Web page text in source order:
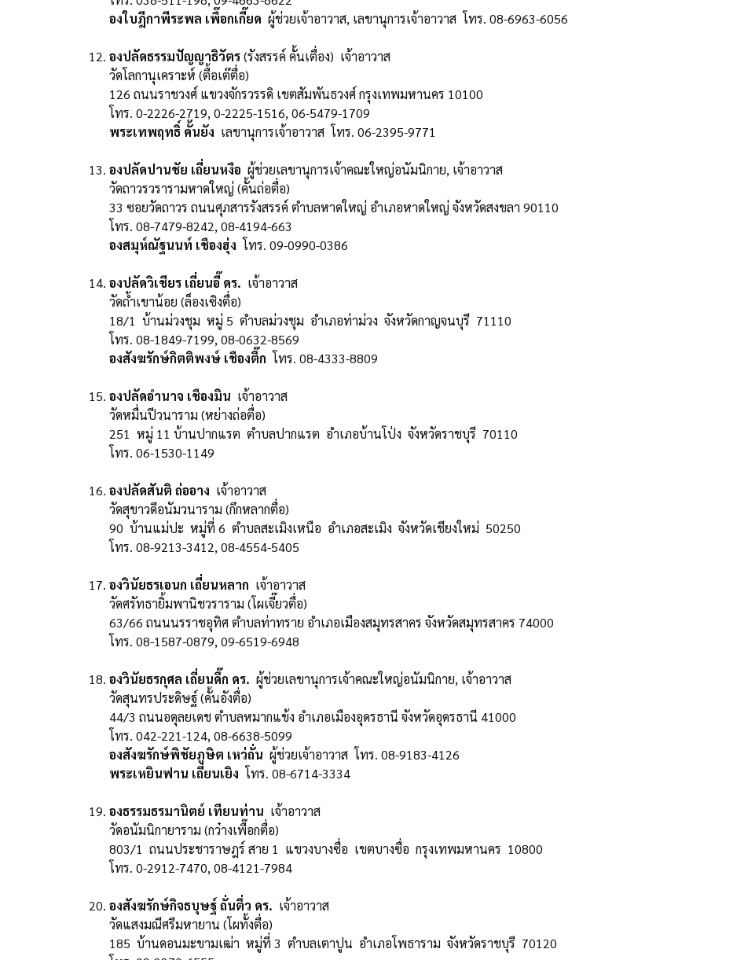
องใบฎีกาพีระพล เพื๊อกเกี๊ยด ผู้ช่วยเจ้าอาวาส, เลขานุการเจ้าอาวาส โทร. 08-6963-6056
องปลัดธรรมปัญญาธิวัตร(รังสรรค์ คั้นเตื่อง) เจ้าอาวาส
วัดโลกานุเคราะห์ (ตื้อเต๊ตื่อ)
126 ถนนราชวงศ์ แขวงจักรวรรดิ เขตสัมพันธวงศ์ กรุงเทพมหานคร 10100
โทร. 0-2226-2719, 0-2225-1516, 06-5479-1709
พระเทพฤทธิ์ คั้นยัง เลขานุการเจ้าอาวาส โทร. 06-2395-9771
องปลัดปานชัย เถี่ยนหงือ ผู้ช่วยเลขานุการเจ้าคณะใหญ่อนัมนิกาย, เจ้าอาวาส
วัดถาวรวรารามหาดใหญ่ (คั้นถ่อตื่อ)
33 ซอยวัดถาวร ถนนศุภสารรังสรรค์ ตำบลหาดใหญ่ อำเภอหาดใหญ่ จังหวัดสงขลา 90110
โทร. 08-7479-8242, 08-4194-663
องสมุห์ณัฐนนท์ เชืองฮุ่ง โทร. 09-0990-0386
องปลัดวิเชียร เถี่ยนอี๊ ดร. เจ้าอาวาส
วัดถ้ำเขาน้อย (ล็องเซิงตื่อ)
18/1 บ้านม่วงชุม หมู่ 5 ตำบลม่วงชุม อำเภอท่าม่วง จังหวัดกาญจนบุรี 71110
โทร. 08-1849-7199, 08-0632-8569
องสังฆรักษ์กิตติพงษ์ เชืองตึ๊ก โทร. 08-4333-8809
องปลัดอำนาจ เชืองมิน เจ้าอาวาส
วัดหมื่นปีวนาราม (หย่างถ่อตื่อ)
251 หมู่ 11 บ้านปากแรต ตำบลปากแรต อำเภอบ้านโป่ง จังหวัดราชบุรี 70110
โทร. 06-1530-1149
องปลัดสันติ ถ่ออาง เจ้าอาวาส
วัดสุขาวดีอนัมวนาราม (กึกหลากตื่อ)
90 บ้านแม่ปะ หมู่ที่ 6 ตำบลสะเมิงเหนือ อำเภอสะเมิง จังหวัดเชียงใหม่ 50250
โทร. 08-9213-3412, 08-4554-5405
องวินัยธรเอนก เถี่ยนหลาก เจ้าอาวาส
วัดศรัทธายิ้มพานิชวราราม (โผเจี๊ยวตื่อ)
63/66 ถนนนรราชอุทิศ ตำบลท่าทราย อำเภอเมืองสมุทรสาคร จังหวัดสมุทรสาคร 74000
โทร. 08-1587-0879, 09-6519-6948
องวินัยธรกุศล เถี่ยนดึ๊ก ดร. ผู้ช่วยเลขานุการเจ้าคณะใหญ่อนัมนิกาย, เจ้าอาวาส
วัดสุนทรประดิษฐ์ (คั้นอังตื่อ)
44/3 ถนนอดุลยเดช ตำบลหมากแข้ง อำเภอเมืองอุดรธานี จังหวัดอุดรธานี 41000
โทร. 042-221-124, 08-6638-5099
องสังฆรักษ์พิชัยภูษิต เหว่ถั่น ผู้ช่วยเจ้าอาวาส โทร. 08-9183-4126
พระเหยินฟาน เถี่ยนเยิง โทร. 08-6714-3334
องธรรมธรมานิตย์ เทียนท่าน เจ้าอาวาส
วัดอนัมนิกายาราม (กว๋างเพื๊อกตื่อ)
803/1 ถนนประชาราษฎร์ สาย 1 แขวงบางซื่อ เขตบางซื่อ กรุงเทพมหานคร 10800
โทร. 0-2912-7470, 08-4121-7984
องสังฆรักษ์กิจธบุษฐ์ ถั่นตึ่ว ดร. เจ้าอาวาส
วัดแสงมณีศรีมหายาน (โผทั้งตื่อ)
185 บ้านดอนมะขามเฒ่า หมู่ที่ 3 ตำบลเตาปูน อำเภอโพธาราม จังหวัดราชบุรี 70120